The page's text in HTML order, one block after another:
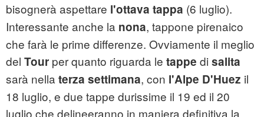
bisognerà aspettare l'ottava tappa (6 luglio).
Interessante anche la nona, tappone pirenaico
che farà le prime differenze. Ovviamente il meglio
del Tour per quanto riguarda le tappe di salita
sarà nella terza settimana, con l'Alpe D'Huez il
18 luglio, e due tappe durissime il 19 ed il 20
luglio che delineeranno in maniera definitiva la